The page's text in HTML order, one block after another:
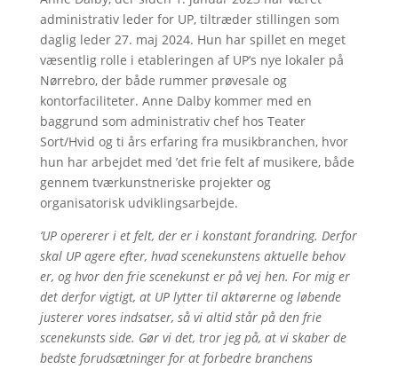
administrativ leder for UP, tiltræder stillingen som
daglig leder 27. maj 2024. Hun har spillet en meget
væsentlig rolle i etableringen af UP’s nye lokaler på
Nørrebro, der både rummer prøvesale og
kontorfaciliteter. Anne Dalby kommer med en
baggrund som administrativ chef hos Teater
Sort/Hvid og ti års erfaring fra musikbranchen, hvor
hun har arbejdet med ’det frie felt af musikere, både
gennem tværkunstneriske projekter og
organisatorisk udviklingsarbejde.
‘UP opererer i et felt, der er i konstant forandring. Derfor
skal UP agere efter, hvad scenekunstens aktuelle behov
er, og hvor den frie scenekunst er på vej hen. For mig er
det derfor vigtigt, at UP lytter til aktørerne og løbende
justerer vores indsatser, så vi altid står på den frie
scenekunsts side. Gør vi det, tror jeg på, at vi skaber de
bedste forudsætninger for at forbedre branchens